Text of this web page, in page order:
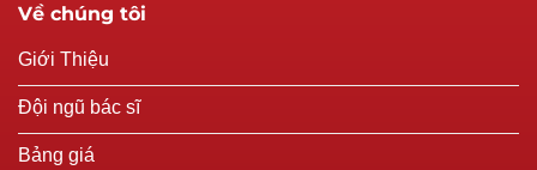
Về chúng tôi
Giới Thiệu
Đội ngũ bác sĩ
Bảng giá